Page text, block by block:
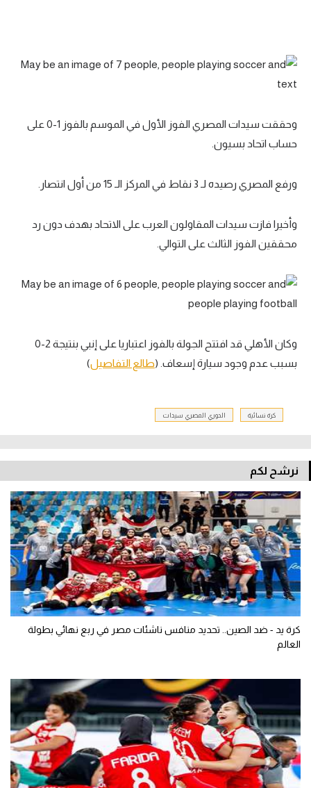
وحققت سيدات المصري الفوز الأول في الموسم بالفوز 1-0 على
حساب اتحاد بسيون.
ورفع المصري رصيده لـ 3 نقاط في المركز الـ 15 من أول انتصار.
وأخيرا فازت سيدات المقاولون العرب على الاتحاد بهدف دون رد
محققين الفوز الثالث على التوالي.
وكان الأهلي قد افتتح الجولة بالفوز اعتباريا على إنبي بنتيجة 2-0
بسبب عدم وجود سيارة إسعاف. (طالع التفاصيل)
كرة نسائية الدوري المصري سيدات
نرشح لكم
كرة يد - ضد الصين.. تحديد منافس ناشئات مصر في ربع نهائي بطولة
العالم